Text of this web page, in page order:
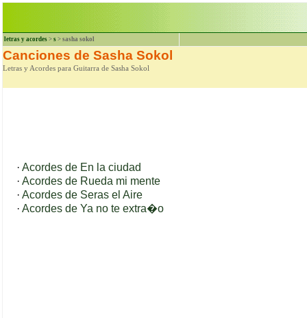
letras y acordes > s > sasha sokol
Canciones de Sasha Sokol
Letras y Acordes para Guitarra de Sasha Sokol
· Acordes de En la ciudad
· Acordes de Rueda mi mente
· Acordes de Seras el Aire
· Acordes de Ya no te extra�o